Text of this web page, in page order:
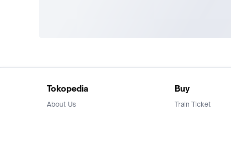
Tokopedia
About Us
Buy
Train Ticket